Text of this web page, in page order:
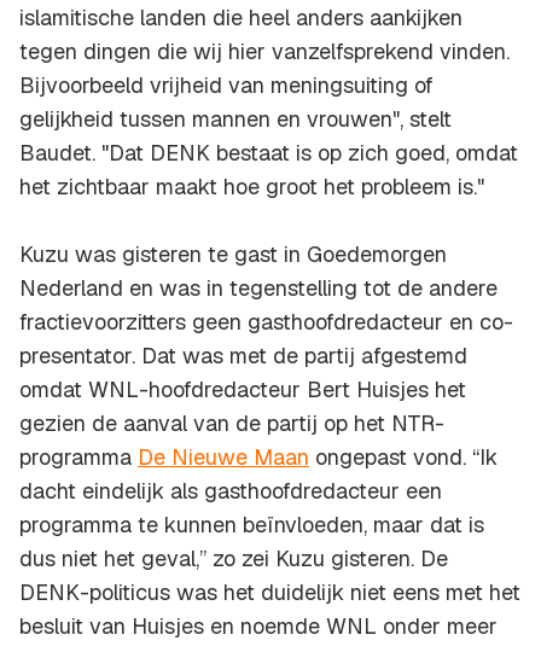
islamitische landen die heel anders aankijken
tegen dingen die wij hier vanzelfsprekend vinden.
Bijvoorbeeld vrijheid van meningsuiting of
gelijkheid tussen mannen en vrouwen", stelt
Baudet. "Dat DENK bestaat is op zich goed, omdat
het zichtbaar maakt hoe groot het probleem is."
Kuzu was gisteren te gast in Goedemorgen
Nederland en was in tegenstelling tot de andere
fractievoorzitters geen gasthoofdredacteur en co-
presentator. Dat was met de partij afgestemd
omdat WNL-hoofdredacteur Bert Huisjes het
gezien de aanval van de partij op het NTR-
programma De Nieuwe Maan ongepast vond. “Ik
dacht eindelijk als gasthoofdredacteur een
programma te kunnen beïnvloeden, maar dat is
dus niet het geval,” zo zei Kuzu gisteren. De
DENK-politicus was het duidelijk niet eens met het
besluit van Huisjes en noemde WNL onder meer